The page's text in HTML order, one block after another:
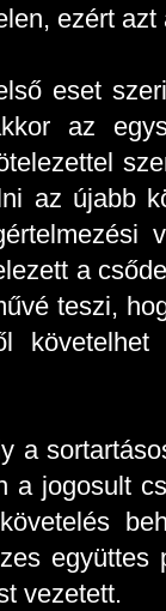
ezért azt
eset
az
az újabb
a
teszi,
a
a jogosult
együttes
vezetett.